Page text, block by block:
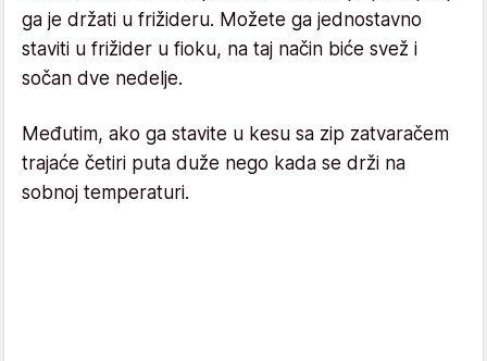
ga je držati u frižideru. Možete ga jednostavno
staviti u frižider u fioku, na taj način biće svež i
sočan dve nedelje.
Međutim, ako ga stavite u kesu sa zip zatvaračem
trajaće četiri puta duže nego kada se drži na
sobnoj temperaturi.